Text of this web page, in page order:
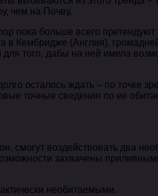
чем на Почву.
пока больше всего
в Кембридже (Англия),
того, дабы на ней имела
осталось ждать – по точке
точные сведения по ее
смогут воздействовать два
захвачены
необитаемыми.